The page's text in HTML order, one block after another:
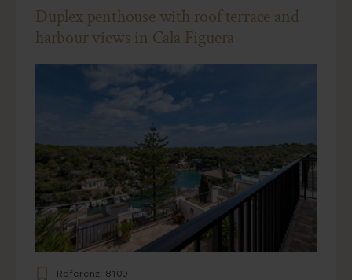
Duplex penthouse with roof terrace and
harbour views in Cala Figuera
Referenz: 8100